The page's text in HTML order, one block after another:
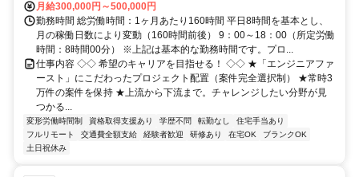
月給300,000円～500,000円
勤務時間 総労働時間：1ヶ月あたり160時間 平日8時間を基本とし、
月の稼働日数により変動（160時間前後） 9：00～18：00（所定労働
時間：8時間00分） ※上記は基本的な勤務時間です。プロ...
仕事内容 ◇◇ 希望のキャリアを目指せる！ ◇◇ ★「エンジニアファ
ースト」にこだわったプロジェクト配置（案件完全選択制） ★常時3
万件の案件を保持 ★上流から下流まで。チャレンジしたい分野が見
つかる...
変形労働時間制 資格取得支援あり 学歴不問 転勤なし
住宅手当あり
フルリモート
交通費全額支給 経験者歓迎 研修あり 在宅OK
ブランクOK
土日祝休み